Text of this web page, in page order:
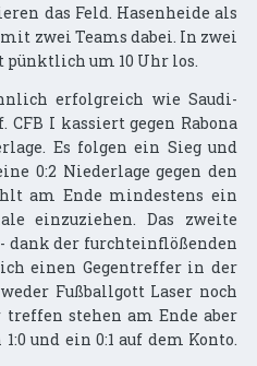
das Feld. Hasenheide als
zwei Teams dabei. In zwei
pünktlich um 10 Uhr los.
erfolgreich wie Saudi-
I kassiert gegen Rabona
Es folgen ein Sieg und
0:2 Niederlage gegen den
am Ende mindestens ein
einzuziehen. Das zweite
dank der furchteinflößenden
einen Gegentreffer in der
Fußballgott Laser noch
stehen am Ende aber
und ein 0:1 auf dem Konto.